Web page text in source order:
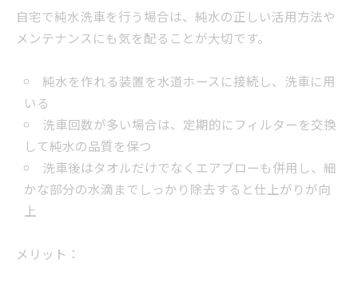
自宅で純水洗車を行う場合は、純水の正しい活用方法や
メンテナンスにも気を配ることが大切です。
純水を作れる装置を水道ホースに接続し、洗車に用
いる
洗車回数が多い場合は、定期的にフィルターを交換
して純水の品質を保つ
洗車後はタオルだけでなくエアブローも併用し、細
かな部分の水滴までしっかり除去すると仕上がりが向
上
メリット：